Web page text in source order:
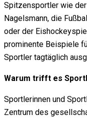
Spitzensportler wie
Nagelsmann, die
oder der
prominente Beispiele
Sportler tagtäglich
Warum trifft es
Sportlerinnen und
Zentrum des